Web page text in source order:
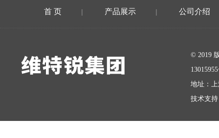
首 页 | 产品展示 | 公司介绍
© 2019
地址：
技术支